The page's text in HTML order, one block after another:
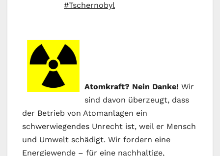
#Tschernobyl
Atomkraft? Nein Danke! Wir
sind davon überzeugt, dass
der Betrieb von Atomanlagen ein
schwerwiegendes Unrecht ist, weil er Mensch
und Umwelt schädigt. Wir fordern eine
Energiewende – für eine nachhaltige,